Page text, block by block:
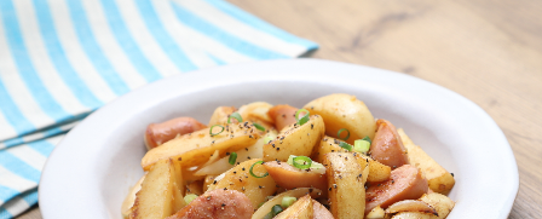
酢 調味酢
お酢ドリンク ぽん酢
新商品一覧
キャンペーン情報
ブランド・スペシャルサイト
ブランド・スペシャルサイト トップ